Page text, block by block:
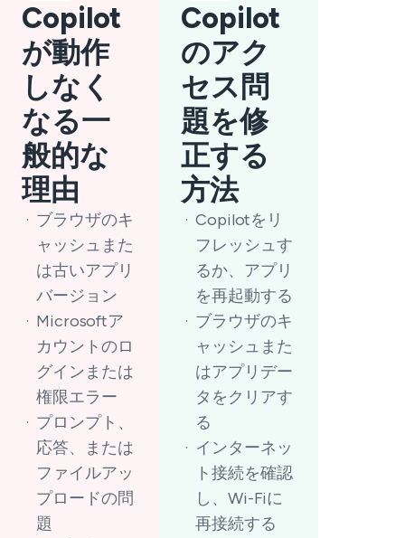
Copilot
が動作
しなく
なる一
般的な
理由
ブラウザのキ
ャッシュまた
は古いアプリ
バージョン
Microsoftア
カウントのロ
グインまたは
権限エラー
プロンプト、
応答、または
ファイルアッ
プロードの問
題
Copilot
のアク
セス問
題を修
正する
方法
Copilotをリ
フレッシュす
るか、アプリ
を再起動する
ブラウザのキ
ャッシュまた
はアプリデー
タをクリアす
る
インターネッ
ト接続を確認
し、Wi-Fiに
再接続する